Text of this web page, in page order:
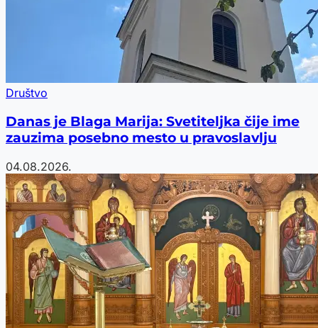
Društvo
Danas je Blaga Marija: Svetiteljka čije ime
zauzima posebno mesto u pravoslavlju
04.08.2026.